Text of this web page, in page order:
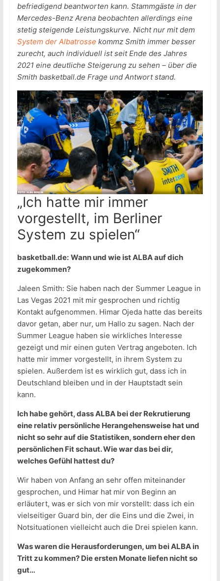
befriedigend beantworten kann. Stammgäste in der
Mercedes-Benz Arena beobachten allerdings eine
stetig steigende Leistungskurve. Nicht nur mit dem
System der Albatrosse kommz Smith immer besser
zurecht, auch individuell ist seit Ende des Jahres
2021 eine deutliche Steigerung zu sehen – über die
Smith basketball.de Frage und Antwort stand.
„Ich hatte mir immer
vorgestellt, im Berliner
System zu spielen“
basketball.de: Wann und wie ist ALBA auf dich
zugekommen?
Jaleen Smith: Sie haben nach der Summer League in
Las Vegas 2021 mit mir gesprochen und richtig
Kontakt aufgenommen. Himar Ojeda hatte das bereits
davor getan, aber nur, um Hallo zu sagen. Nach der
Summer League haben sie wirkliches Interesse
gezeigt und mir einen guten Vertrag angeboten. Ich
hatte mir immer vorgestellt, in ihrem System zu
spielen. Außerdem ist es wirklich gut, dass ich in
Deutschland bleiben und in der Hauptstadt sein
kann.
Ich habe gehört, dass ALBA bei der Rekrutierung
eine relativ persönliche Herangehensweise hat und
nicht so sehr auf die Statistiken, sondern eher den
persönlichen Fit schaut. Wie war das bei dir,
welches Gefühl hattest du?
Wir haben von Anfang an sehr offen miteinander
gesprochen, und Himar hat mir von Beginn an
erläutert, was er sich von mir vorstellt: dass ich ein
vielseitiger Guard bin, der die Eins und die Zwei, in
Notsituationen vielleicht auch die Drei spielen kann.
Was waren die Herausforderungen, um bei ALBA in
Tritt zu kommen? Die ersten Monate liefen nicht so
gut…